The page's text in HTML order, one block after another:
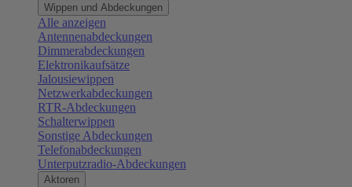
Wippen und Abdeckungen
Alle anzeigen
Antennenabdeckungen
Dimmerabdeckungen
Elektronikaufsätze
Jalousiewippen
Netzwerkabdeckungen
RTR-Abdeckungen
Schalterwippen
Sonstige Abdeckungen
Telefonabdeckungen
Unterputzradio-Abdeckungen
Aktoren